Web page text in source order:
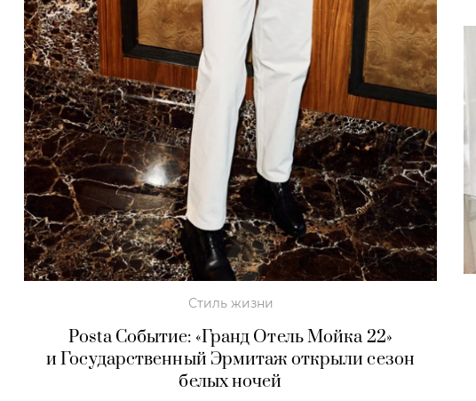
Стиль жизни
Posta Событие: «Гранд Отель Мойка 22»
и Государственный Эрмитаж открыли сезон
белых ночей